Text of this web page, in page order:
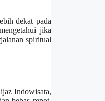
dekat pada
jika
spiritual
Indowisata,